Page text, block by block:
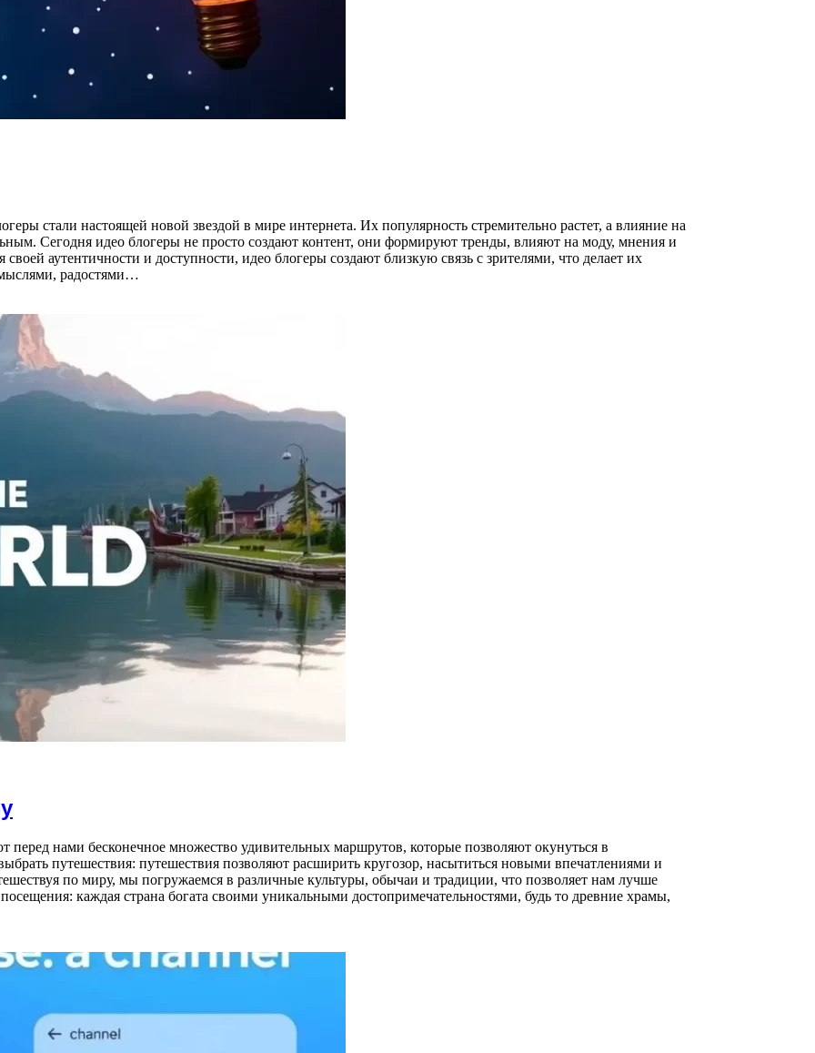
стали настоящей новой звездой в мире интернета. Их популярность стремительно растет, а влияние на
Сегодня идео блогеры не просто создают контент, они формируют тренды, влияют на моду, мнения и
аутентичности и доступности, идео блогеры создают близкую связь с зрителями, что делает их
радостями…
нами бесконечное множество удивительных маршрутов, которые позволяют окунуться в
путешествия: путешествия позволяют расширить кругозор, насытиться новыми впечатлениями и
по миру, мы погружаемся в различные культуры, обычаи и традиции, что позволяет нам лучше
каждая страна богата своими уникальными достопримечательностями, будь то древние храмы,